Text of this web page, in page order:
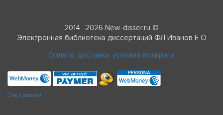
2014 -2026 New-disser.ru ©
Электронная библиотека диссертаций ФЛ Иванов Е О
Оплата, доставка, условия возврата
Check passport